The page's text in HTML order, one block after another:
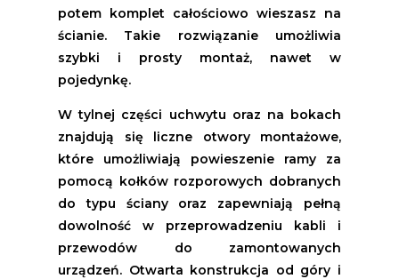
potem komplet całościowo wieszasz na
ścianie. Takie rozwiązanie umożliwia
szybki i prosty montaż, nawet w
pojedynkę.
W tylnej części uchwytu oraz na bokach
znajdują się liczne otwory montażowe,
które umożliwiają powieszenie ramy za
pomocą kołków rozporowych dobranych
do typu ściany oraz zapewniają pełną
dowolność w przeprowadzeniu kabli i
przewodów do zamontowanych
urządzeń. Otwarta konstrukcja od góry i